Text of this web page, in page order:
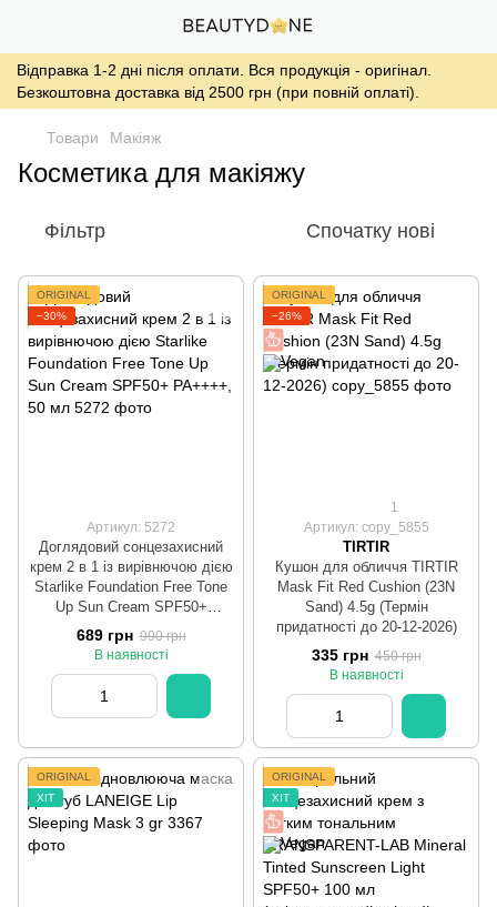
Відправка 1-2 дні після оплати. Вся продукція - оригінал.
Безкоштовна доставка від 2500 грн (при повній оплаті).
Товари Макіяж
Косметика для макіяжу
Фільтр Спочатку нові
ORIGINAL
−30%
Артикул: 5272
Доглядовий сонцезахисний
крем 2 в 1 із вирівнючою дією
Starlike Foundation Free Tone
Up Sun Cream SPF50+
PA++++, 50 мл
689 грн 990 грн
В наявності
ORIGINAL
−26%
1
Артикул: copy_5855
TIRTIR
Кушон для обличчя TIRTIR
Mask Fit Red Cushion (23N
Sand) 4.5g (Термін
придатності до 20-12-2026)
335 грн 450 грн
В наявності
ORIGINAL
ХІТ
ORIGINAL
ХІТ